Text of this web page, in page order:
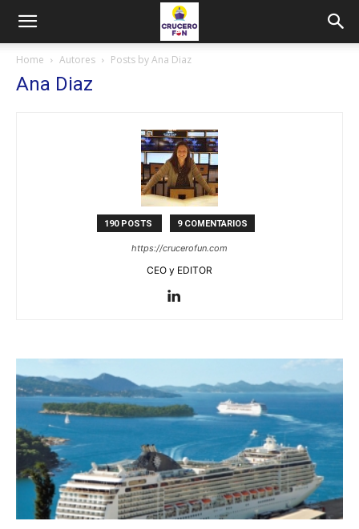
Home Autores Posts by Ana Diaz
Ana Diaz
190 POSTS 9 COMENTARIOS
https://crucerofun.com
CEO y EDITOR